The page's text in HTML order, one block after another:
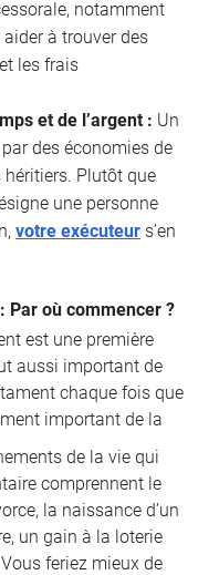
notamment
à trouver des
les frais
et de l’argent : Un
des économies de
héritiers. Plutôt que
une personne
votre exécuteur s’en
Par où commencer ?
est une première
aussi important de
chaque fois que
important de la
de la vie qui
comprennent le
la naissance d’un
un gain à la loterie
feriez mieux de